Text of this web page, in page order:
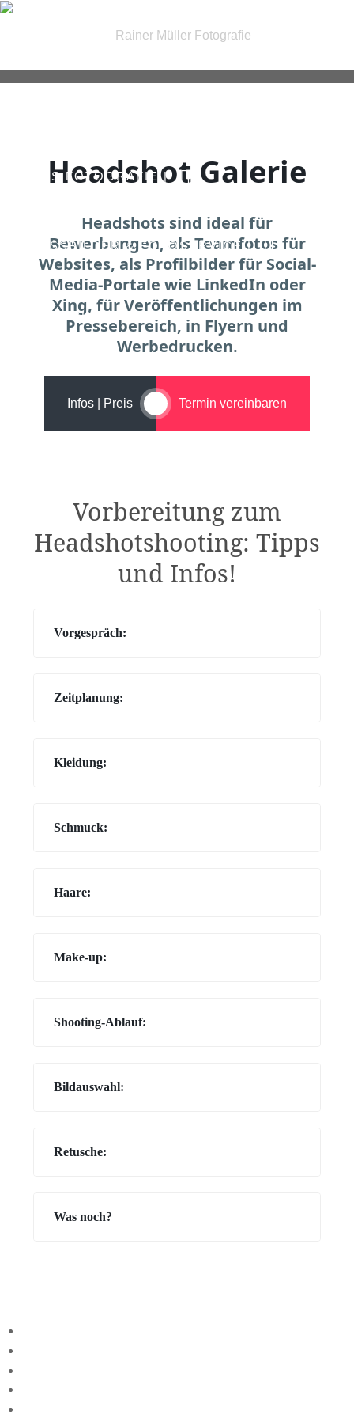
| IRIS FOTOGRAFIE |
| PASSBILDER & FOTOSERVICE |
| GUTSCHEINE |
Headshot Galerie
Headshots sind ideal für
Bewerbungen, als Teamfotos für
Websites, als Profilbilder für Social-
Media-Portale wie LinkedIn oder
Xing, für Veröffentlichungen im
Pressebereich, in Flyern und
Werbedrucken.
Infos | Preis Termin vereinbaren
Vorbereitung zum
Headshotshooting: Tipps
und Infos!
Vorgespräch:
Zeitplanung:
Kleidung:
Schmuck:
Haare:
Make-up:
Shooting-Ablauf:
Bildauswahl:
Retusche:
Was noch?